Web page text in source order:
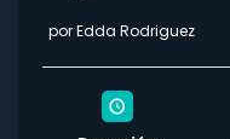
por Edda Rodriguez